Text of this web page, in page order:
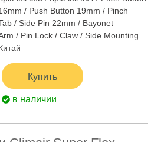
/ Push Button 19mm / Pinch
/ Side Pin 22mm / Bayonet
/ Pin Lock / Claw / Side Mounting
Купить
в наличии